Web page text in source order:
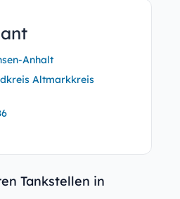
Anhalt
Altmarkkreis
Tankstellen in